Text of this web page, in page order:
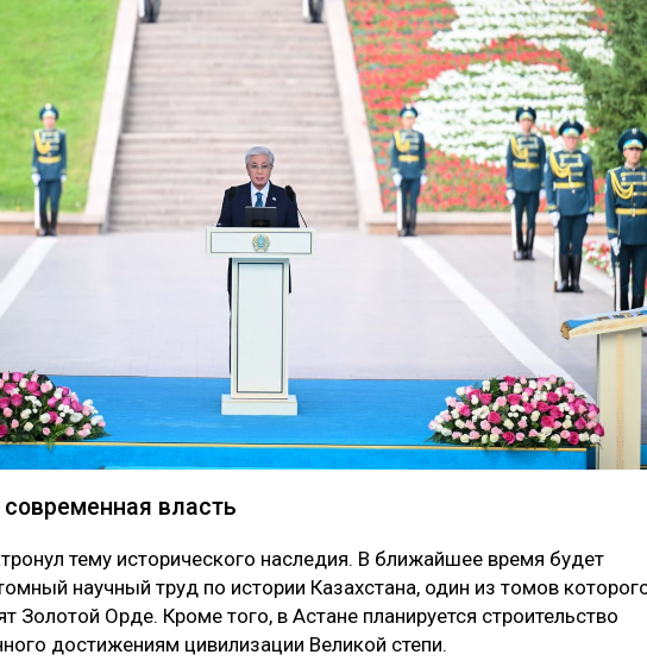
власть
тему исторического наследия. В ближайшее время будет
научный труд по истории Казахстана, один из томов
Золотой Орде. Кроме того, в Астане планируется строительство
достижениям цивилизации Великой степи.